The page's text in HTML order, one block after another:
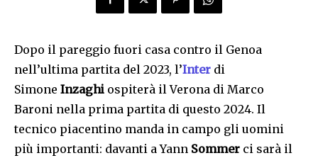
Dopo il pareggio fuori casa contro il Genoa
nell’ultima partita del 2023, l’Inter di
Simone Inzaghi ospiterà il Verona di Marco
Baroni nella prima partita di questo 2024. Il
tecnico piacentino manda in campo gli uomini
più importanti: davanti a Yann Sommer ci sarà il